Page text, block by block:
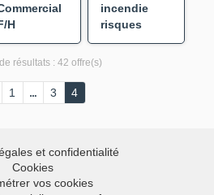
H
incendie
risques
divers F/H
résultats : 42 offre(s)
1 3 4
et confidentialité
Cookies
vos cookies